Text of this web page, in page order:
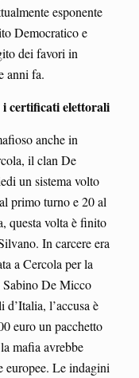
esponente
Democratico e
dei favori in
anni fa.
i certificati elettorali
anche in
il clan De
un sistema volto
primo turno e 20 al
questa volta è finito
In carcere era
a Cercola per la
De Micco
l’accusa è
euro un pacchetto
mafia avrebbe
europee. Le indagini